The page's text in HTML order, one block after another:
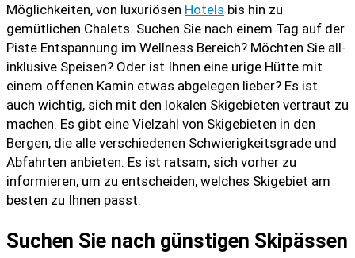
Möglichkeiten, von luxuriösen Hotels bis hin zu
gemütlichen Chalets. Suchen Sie nach einem Tag auf der
Piste Entspannung im Wellness Bereich? Möchten Sie all-
inklusive Speisen? Oder ist Ihnen eine urige Hütte mit
einem offenen Kamin etwas abgelegen lieber? Es ist
auch wichtig, sich mit den lokalen Skigebieten vertraut zu
machen. Es gibt eine Vielzahl von Skigebieten in den
Bergen, die alle verschiedenen Schwierigkeitsgrade und
Abfahrten anbieten. Es ist ratsam, sich vorher zu
informieren, um zu entscheiden, welches Skigebiet am
besten zu Ihnen passt.
Suchen Sie nach günstigen Skipässen